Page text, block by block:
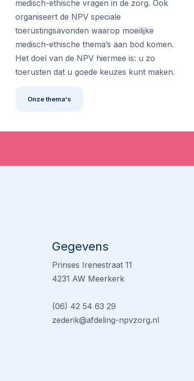
medisch-ethische vragen in de zorg. Ook
organiseert de NPV speciale
toerustingsavonden waarop moeilijke
medisch-ethische thema’s aan bod komen.
Het doel van de NPV hiermee is: u zo
toerusten dat u goede keuzes kunt maken.
Onze thema's
Gegevens
Prinses Irenestraat 11
4231 AW Meerkerk
(06) 42 54 63 29
zederik@afdeling-npvzorg.nl